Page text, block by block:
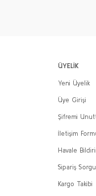
ÜYELİK
Yeni Üyelik
Üye Girişi
Şifremi
İletişim
Havale
Sipariş
Kargo Takibi